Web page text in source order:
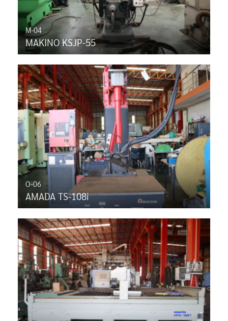
M-04
MAKINO KSJP-55
O-06
AMADA TS-108i